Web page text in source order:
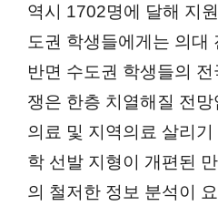
역시 1702명에 달해 지
도권 학생들에게는 의대
반면 수도권 학생들의
쟁은 한층 치열해질 전
의료 및 지역의료 살리
학 선발 지형이 개편된
의 철저한 정보 분석이